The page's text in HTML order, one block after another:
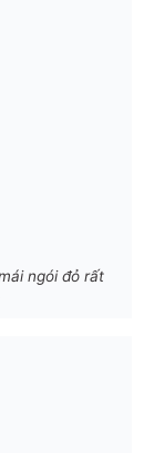
ngói đỏ rất